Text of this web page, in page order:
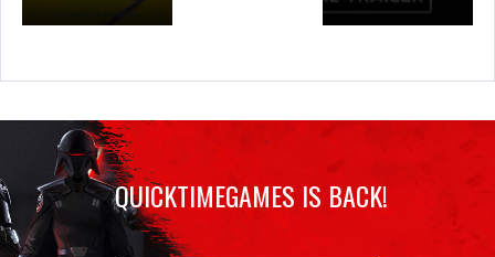
QUICKTIMEGAMES IS BACK!